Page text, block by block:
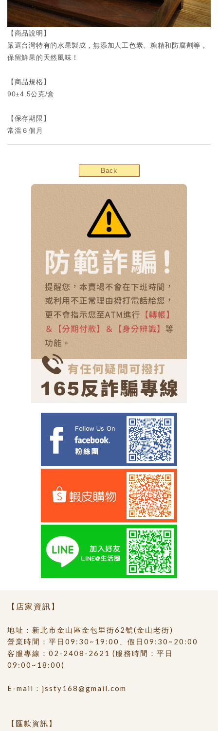
【商品說明】
嚴選台灣特有的水果製成，無添加人工色素、糖精和防腐劑等，
保留鮮果的天然風味！
【商品規格】
90±4.5公克/盒
【保存期限】
常溫６個月
Back
【店家資訊】
地址：新北市金山區金包里街62號(金山老街)
營業時間：平日09:30~19:00、假日09:30~20:00
客服專線： 02-2408-2621 (服務時間：平日
09:00~18:00)
E-mail： jssty168@gmail.com
【匯款資訊】